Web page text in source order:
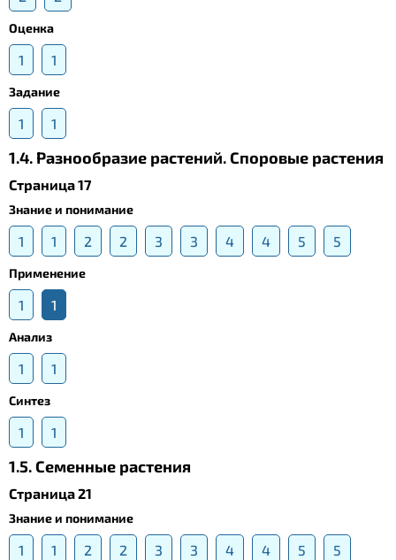
Оценка
1 1
Задание
1 1
1.4. Разнообразие растений. Споровые растения
Страница 17
Знание и понимание
1 1 2 2 3 3 4 4 5 5
Применение
1 1
Анализ
1 1
Синтез
1 1
1.5. Cеменные растения
Страница 21
Знание и понимание
1 1 2 2 3 3 4 4 5 5